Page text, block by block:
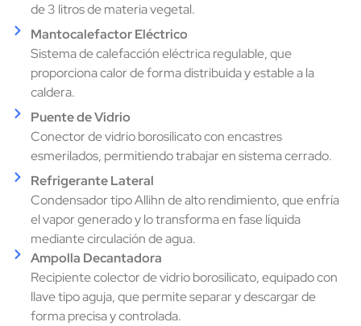
de 3 litros de materia vegetal.
Mantocalefactor Eléctrico
Sistema de calefacción eléctrica regulable, que
proporciona calor de forma distribuida y estable a la
caldera.
Puente de Vidrio
Conector de vidrio borosilicato con encastres
esmerilados, permitiendo trabajar en sistema cerrado.
Refrigerante Lateral
Condensador tipo Allihn de alto rendimiento, que enfría
el vapor generado y lo transforma en fase líquida
mediante circulación de agua.
Ampolla Decantadora
Recipiente colector de vidrio borosilicato, equipado con
llave tipo aguja, que permite separar y descargar de
forma precisa y controlada.